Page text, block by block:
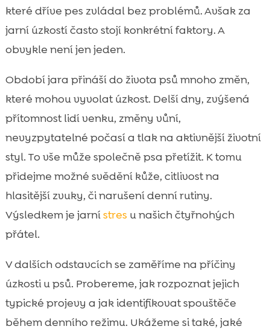
Pes jaro úzkost: nejčastější situace, které ji
mohou zhoršovat
 Změny v domácnosti: jarní úklid, stěhování
Sociální tlak a setkávání: psí hřiště,
návštěvy a cizí psi
Jak poznáme, co úzkost spouští:
jednoduché pozorování a deník

Okamžitá první pomoc: co můžeme udělat
hned dnes
 Dlouhodobé řešení: trénink, obohacení a
prevence přetížení
Výživa a péče, které mohou podpořit klid:

Kdy je čas na veterináře a jaké vyšetření
může dávat smysl
Závěr
FAQ
které dříve pes zvládal bez problémů. Avšak za
jarní úzkostí často stojí konkrétní faktory. A
obvykle není jen jeden.
Období jara přináší do života psů mnoho změn,
které mohou vyvolat úzkost. Delší dny, zvýšená
přítomnost lidí venku, změny vůní,
nevyzpytatelné počasí a tlak na aktivnější životní
styl. To vše může společně psa přetížit. K tomu
přidejme možné svědění kůže, citlivost na
hlasitější zvuky, či narušení denní rutiny.
Výsledkem je jarnístres u našich čtyřnohých
přátel.
V dalších odstavcích se zaměříme na příčiny
úzkosti u psů. Probereme, jak rozpoznat jejich
typické projevy a jak identifikovat spouštěče
během denního režimu. Ukážeme si také, jaké